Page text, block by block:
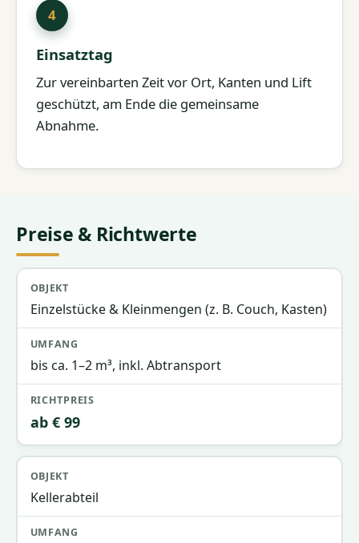
Einsatztag
Zur vereinbarten Zeit vor Ort, Kanten und Lift
geschützt, am Ende die gemeinsame
Abnahme.
Preise & Richtwerte
Objekt
Einzelstücke & Kleinmengen (z. B. Couch, Kasten)
bis ca. 1–2 m³, inkl. Abtransport
ab € 99
Kellerabteil